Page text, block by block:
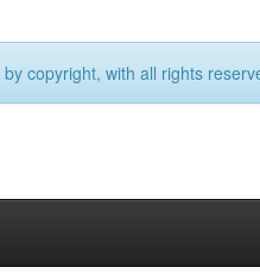
copyright, with all rights